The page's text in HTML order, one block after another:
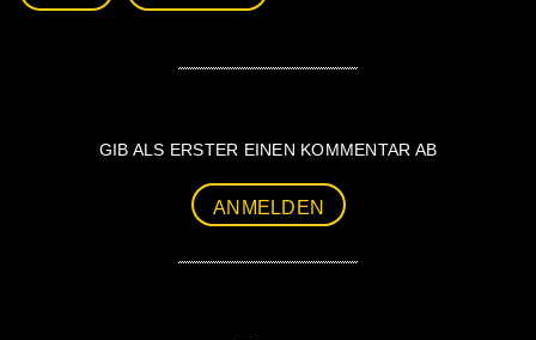
GIB ALS ERSTER EINEN KOMMENTAR AB
ANMELDEN